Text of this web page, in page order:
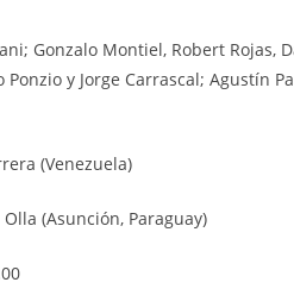
Gonzalo Montiel, Robert Rojas,
y Jorge Carrascal; Agustín
(Venezuela)
(Asunción, Paraguay)